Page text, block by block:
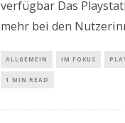
verfügbar Das
mehr bei den
ALLGEMEIN IM FOKUS
1 MIN READ